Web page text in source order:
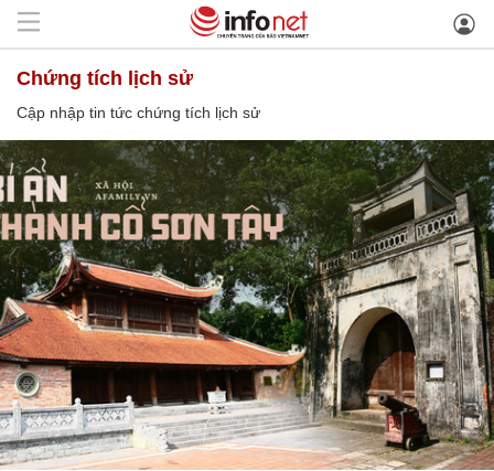
chứng tích lịch sử
Cập nhập tin tức chứng tích lịch sử